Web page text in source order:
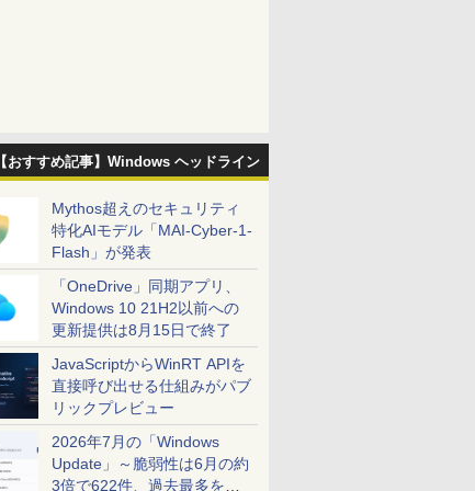
【おすすめ記事】Windows ヘッドライン
Mythos超えのセキュリティ
特化AIモデル「MAI-Cyber-1-
Flash」が発表
「OneDrive」同期アプリ、
Windows 10 21H2以前への
更新提供は8月15日で終了
JavaScriptからWinRT APIを
直接呼び出せる仕組みがパブ
リックプレビュー
2026年7月の「Windows
Update」～脆弱性は6月の約
3倍で622件、過去最多を大